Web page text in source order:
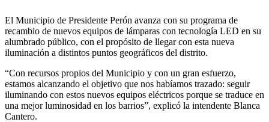
|
LA
AVENIDA
ARTURO
SE
SUMA
A
LA
El Municipio de Presidente Perón avanza con su programa de
recambio de nuevos equipos de lámparas con tecnología LED en su
alumbrado público, con el propósito de llegar con esta nueva
iluminación a distintos puntos geográficos del distrito.
“Con recursos propios del Municipio y con un gran esfuerzo,
estamos alcanzando el objetivo que nos habíamos trazado: seguir
iluminando con estos nuevos equipos eléctricos porque se traduce en
una mejor luminosidad en los barrios”, explicó la intendente Blanca
Cantero.